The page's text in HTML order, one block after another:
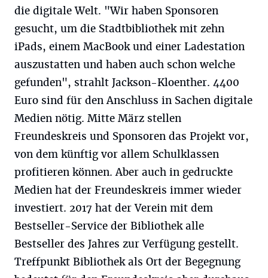
die digitale Welt. "Wir haben Sponsoren
gesucht, um die Stadtbibliothek mit zehn
iPads, einem MacBook und einer Ladestation
auszustatten und haben auch schon welche
gefunden", strahlt Jackson-Kloenther. 4400
Euro sind für den Anschluss in Sachen digitale
Medien nötig. Mitte März stellen
Freundeskreis und Sponsoren das Projekt vor,
von dem künftig vor allem Schulklassen
profitieren können. Aber auch in gedruckte
Medien hat der Freundeskreis immer wieder
investiert. 2017 hat der Verein mit dem
Bestseller-Service der Bibliothek alle
Bestseller des Jahres zur Verfügung gestellt.
Treffpunkt Bibliothek als Ort der Begegnung